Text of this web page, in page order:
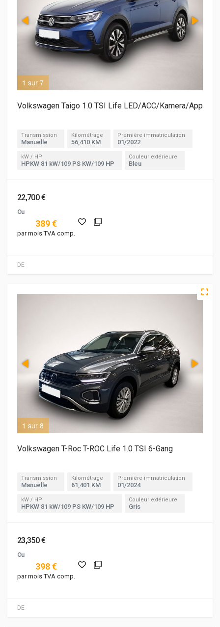
1 sur 7
DE
Volkswagen Taigo 1.0 TSI Life LED/ACC/Kamera/App
Transmission
Manuelle
Kilométrage
56,410 KM
Première immatriculation
01/2022
kW / HP
HPKW 81 kW/109 PS KW/109 HP
Couleur extérieure
Bleu
22,700 €
Ou
389 €
par mois TVA comp.
1 sur 8
DE
Volkswagen T-Roc T-ROC Life 1.0 TSI 6-Gang
Transmission
Manuelle
Kilométrage
61,401 KM
Première immatriculation
01/2024
kW / HP
HPKW 81 kW/109 PS KW/109 HP
Couleur extérieure
Gris
23,350 €
Ou
398 €
par mois TVA comp.